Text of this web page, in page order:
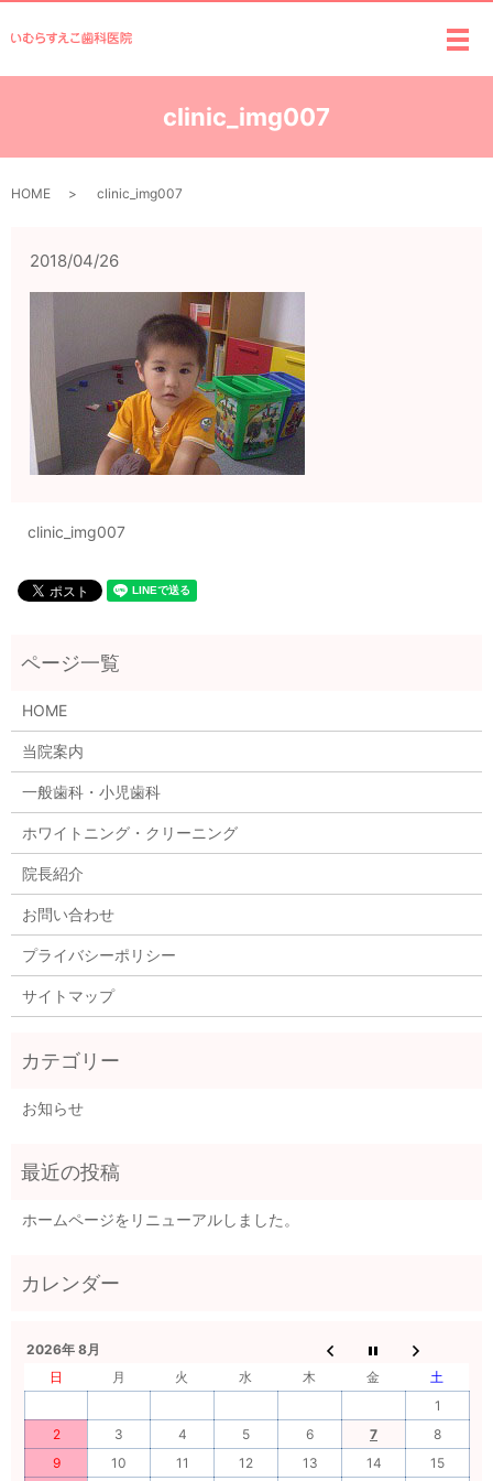
メ
clinic_img007
HOME clinic_img007
2018/04/26
clinic_img007
HOME
当院案内
一般歯科・小児歯科
ホワイトニング・クリーニング
院長紹介
お問い合わせ
プライバシーポリシー
サイトマップ
お知らせ
ホームページをリニューアルしました。
2026年 8月
日
月 火 水 木 金
土
1
2
3 4 5 6 7
8
9
10 11 12 13 14 15